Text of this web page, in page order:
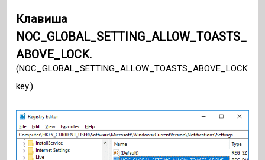
Клавиша
NOC_GLOBAL_SETTING_ALLOW_TOASTS_
ABOVE_LOCK.
(NOC_GLOBAL_SETTING_ALLOW_TOASTS_ABOVE_LOCK
key.)